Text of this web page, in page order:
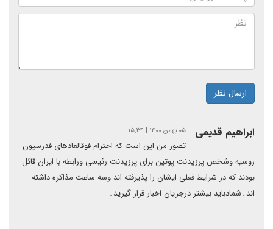
ارسال نظر
ابراهیم قدیمی ۰۵ بهمن ۱۴۰۰ | ۱۵:۳۴
تصور من این است که احترام فوقالعادهای فدرسیون
روسیه وشخص پرزیدنت پوتین برای پرزیدنت رئیسی ورابطه با ایران قائل
بودند که در شرایط فعلی ایشان را پذیرفته اند وسه ساعت مذاکره داشته
اند۔شمادباید بیشتر درجریان اخبار قرار گیرید۔